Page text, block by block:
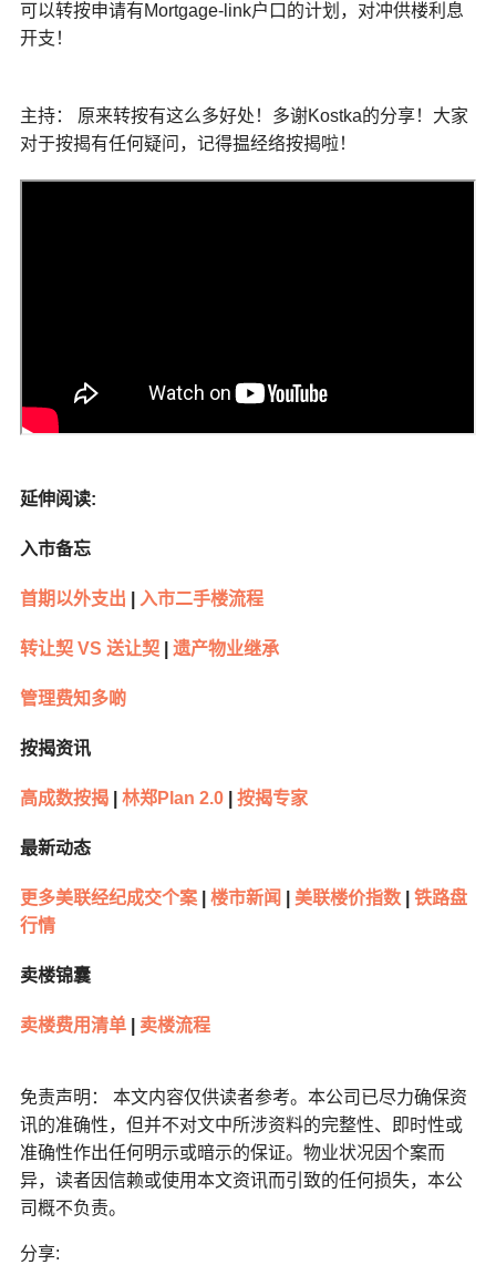
可以转按申请有Mortgage-link户口的计划，对冲供楼利息
开支！
主持： 原来转按有这么多好处！多谢Kostka的分享！大家
对于按揭有任何疑问，记得揾经络按揭啦！
延伸阅读:
入市备忘
首期以外支出 入市二手楼流程
转让契VS 送让契 遗产物业继承
管理费知多啲
按揭资讯
高成数按揭| 林郑Plan 2.0| 按揭专家
最新动态
更多美联经纪成交个案| 楼市新闻 美联楼价指数|
铁路盘
行情
卖楼锦囊
卖楼费用清单| 卖楼流程
免责声明： 本文内容仅供读者参考。本公司已尽力确保资
讯的准确性，但并不对文中所涉资料的完整性、即时性或
准确性作出任何明示或暗示的保证。物业状况因个案而
异，读者因信赖或使用本文资讯而引致的任何损失，本公
司概不负责。
分享: